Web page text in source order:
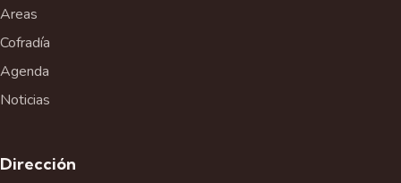
Areas
Cofradía
Agenda
Noticias
Dirección